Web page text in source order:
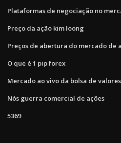
Plataformas de negociação no
Preço da ação kim loong
Preços de abertura do mercado de
O que é 1 pip forex
Mercado ao vivo da bolsa de
Nós guerra comercial de ações
5369